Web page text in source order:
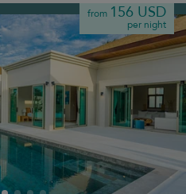
from 156 USD
per night